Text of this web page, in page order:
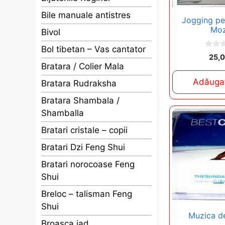
Jogging
o
5
Muzica
Bile manuale antistres
Bivol
Bol tibetan – Vas cantator
Bratara / Colier Mala
Bratara Rudraksha
Bratara Shambala /
Shamballa
Bratari cristale – copii
Bratari Dzi Feng Shui
Bratari norocoase Feng
Shui
Breloc – talisman Feng
Shui